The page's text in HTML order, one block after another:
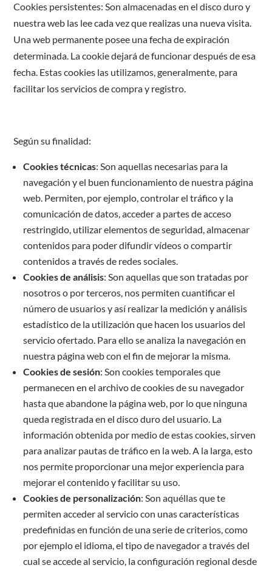
Cookies persistentes: Son almacenadas en el disco duro y
nuestra web las lee cada vez que realizas una nueva visita.
Una web permanente posee una fecha de expiración
determinada. La cookie dejará de funcionar después de esa
fecha. Estas cookies las utilizamos, generalmente, para
facilitar los servicios de compra y registro.
Según su finalidad:
Cookies técnicas: Son aquellas necesarias para la
navegación y el buen funcionamiento de nuestra página
web. Permiten, por ejemplo, controlar el tráfico y la
comunicación de datos, acceder a partes de acceso
restringido, utilizar elementos de seguridad, almacenar
contenidos para poder difundir vídeos o compartir
contenidos a través de redes sociales.
Cookies de análisis: Son aquellas que son tratadas por
nosotros o por terceros, nos permiten cuantificar el
número de usuarios y así realizar la medición y análisis
estadístico de la utilización que hacen los usuarios del
servicio ofertado. Para ello se analiza la navegación en
nuestra página web con el fin de mejorar la misma.
Cookies de sesión: Son cookies temporales que
permanecen en el archivo de cookies de su navegador
hasta que abandone la página web, por lo que ninguna
queda registrada en el disco duro del usuario. La
información obtenida por medio de estas cookies, sirven
para analizar pautas de tráfico en la web. A la larga, esto
nos permite proporcionar una mejor experiencia para
mejorar el contenido y facilitar su uso.
Cookies de personalización: Son aquéllas que te
permiten acceder al servicio con unas características
predefinidas en función de una serie de criterios, como
por ejemplo el idioma, el tipo de navegador a través del
cual se accede al servicio, la configuración regional desde